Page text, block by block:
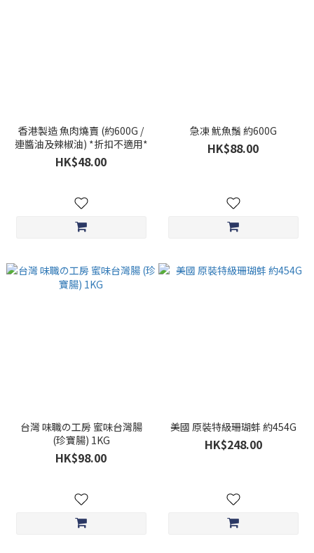
香港製造 魚肉燒賣 (約600G /
連醬油及辣椒油) *折扣不適用*
HK$48.00
急凍 魷魚鬚 約600G
HK$88.00
台灣 味職の工房 蜜味台灣腸
(珍寶腸) 1KG
HK$98.00
美國 原裝特級珊瑚蚌 約454G
HK$248.00